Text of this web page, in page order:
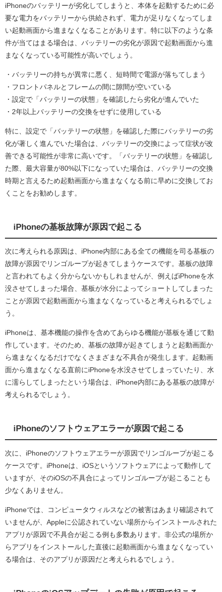
iPhoneのバッテリーが劣化してしまうと、本体を起動するために必
要な電力をバッテリーから供給されず、電力が足りなくなってしま
い起動画面から進まなくなることがあります。特に以下のような条
件が当てはまる場合は、バッテリーの劣化が原因で起動画面から進
まなくなっている可能性が高いでしょう。
・バッテリーの持ちが異常に悪く、短時間で電源が落ちてしまう
・フロントパネルとフレームの間に隙間が空いている
・設定で「バッテリーの状態」を確認したら劣化が進んでいた
・2年以上バッテリーの交換をせずに使用している
特に、設定で「バッテリーの状態」を確認した際にバッテリーの劣
化が著しく進んでいた場合は、バッテリーの交換によって症状が改
善できる可能性が非常に高いです。「バッテリーの状態」を確認し
た際、最大容量が80%以下になっていた場合は、バッテリーの交換
時期と言えるため起動画面から進まなくなる前に早めに交換してお
くことをお勧めします。
iPhoneの基板故障が原因で起こる
次に考えられる原因は、iPhone内部にある全ての機能を司る基板の
故障が原因でリンゴループが起きてしまうケースです。基板の故障
と言われてもよく分からないかもしれませんが、例えばiPhoneを水
没させてしまった場合、基板が水分によってショートしてしまった
ことが原因で起動画面から進まなくなっていると考えられるでしょ
う。
iPhoneは、基本機能の操作を含めてあらゆる機能が基板を通じて動
作しています。そのため、基板の故障が起きてしまうと起動画面か
ら進まなくなるだけでなくさまざまな不具合が発生します。起動画
面から進まなくなる直前にiPhoneを水没させてしまっていたり、水
に濡らしてしまったという場合は、iPhone内部にある基板の故障が
考えられるでしょう。
iPhoneのソフトウェアエラーが原因で起こる
次に、iPhoneのソフトウェアエラーが原因でリンゴループが起こる
ケースです。iPhoneは、iOSというソフトウェアによって動作して
いますが、そのiOSの不具合によってリンゴループが起こることも
少なくありません。
iPhoneでは、コンピュータウィルスなどの被害はあまり確認されて
いませんが、Appleに公認されていない場所からインストールされた
アプリが原因で不具合が起こる例も多数あります。非公式の場所か
らアプリをインストールした直後に起動画面から進まなくなってい
る場合は、そのアプリが原因だと考えられるでしょう。